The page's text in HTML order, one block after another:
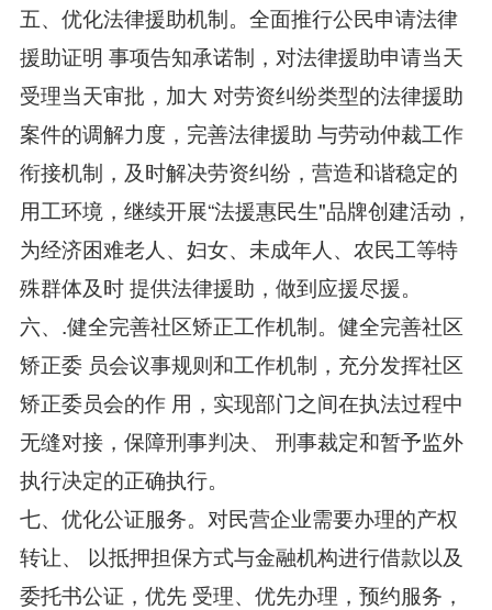
五、优化法律援助机制。全面推行公民申请法律
援助证明 事项告知承诺制，对法律援助申请当天
受理当天审批，加大 对劳资纠纷类型的法律援助
案件的调解力度，完善法律援助 与劳动仲裁工作
衔接机制，及时解决劳资纠纷，营造和谐稳定的
用工环境，继续开展“法援惠民生"品牌创建活动，
为经济困难老人、妇女、未成年人、农民工等特
殊群体及时 提供法律援助，做到应援尽援。
六、.健全完善社区矫正工作机制。健全完善社区
矫正委 员会议事规则和工作机制，充分发挥社区
矫正委员会的作 用，实现部门之间在执法过程中
无缝对接，保障刑事判决、 刑事裁定和暂予监外
执行决定的正确执行。
七、优化公证服务。对民营企业需要办理的产权
转让、 以抵押担保方式与金融机构进行借款以及
委托书公证，优先 受理、优先办理，预约服务，